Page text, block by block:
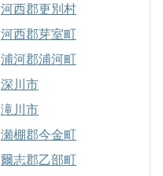
河西郡更別村
河西郡芽室町
浦河郡浦河町
深川市
滝川市
瀬棚郡今金町
爾志郡乙部町